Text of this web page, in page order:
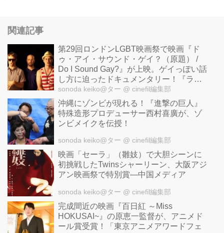
関連記事
第29回ロンドンLGBT映画祭で映画『ド
ゥ・アイ・サウンド・ゲイ？（原題） /
Do I Sound Gay?』が上映。ゲイっぽい話
し方に迫ったドキュメンタリー！『ライ
オン・キング』スカーも
sonoda keiko@ター @ cinefil編集部
沖縄にゾンビが現れる！『進撃の巨人』
特殊造形プロデューサー西村喜廣が、ゾ
ンビメイクを伝授！
sonoda keiko@ター @ cinefil編集部
映画「セーラ」（雛妓）で大胆シーンに
初挑戦したTwinsシャーリーン、大阪アジ
アン映画祭で特別賞―中国メディア
sonoda keiko@ター @ cinefil編集部
完成間近の映画『百日紅 ～Miss
HOKUSAI~』の原恵一監督が、アニメド
ール賞受賞！「東京アニメアワードフェ